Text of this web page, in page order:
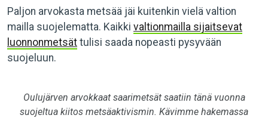
Paljon arvokasta metsää jäi kuitenkin vielä valtion
mailla suojelematta. Kaikki valtionmailla sijaitsevat
luonnonmetsät tulisi saada nopeasti pysyvään
suojeluun.
Oulujärven arvokkaat saarimetsät saatiin tänä vuonna
suojeltua kiitos metsäaktivismin. Kävimme hakemassa